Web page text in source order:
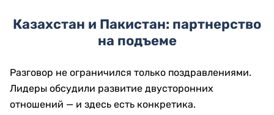
Казахстан и Пакистан: партнерство
на подъеме
Разговор не ограничился только поздравлениями.
Лидеры обсудили развитие двусторонних
отношений — и здесь есть конкретика.